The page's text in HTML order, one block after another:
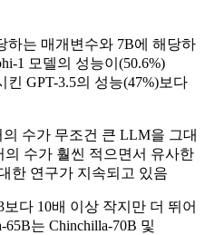
하는 매개변수와 7B에 해당하
1 모델의 성능이(50.6%)
GPT-3.5의 성능(47%)보다
수가 무조건 큰 LLM을 그대
수가 훨씬 적으면서 유사한
한 연구가 지속되고 있음
다 10배 이상 작지만 더 뛰어
는 Chinchilla-70B 및